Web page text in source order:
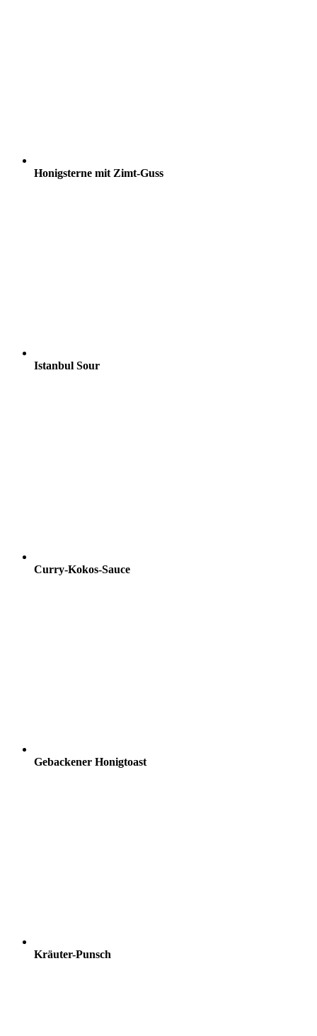
Honigsterne mit Zimt-Guss
Istanbul Sour
Curry-Kokos-Sauce
Gebackener Honigtoast
Kräuter-Punsch